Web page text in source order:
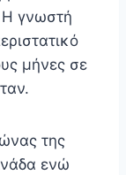
Η γνωστή
μήνες σε
της
ενώ